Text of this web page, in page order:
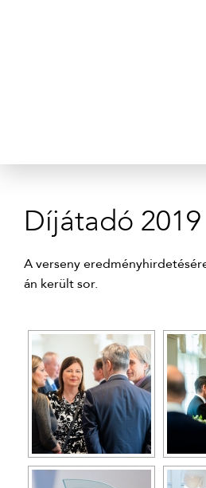
Díjátadó 2019
A verseny
án került sor.